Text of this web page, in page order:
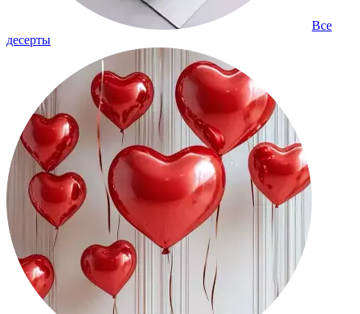
Все
десерты